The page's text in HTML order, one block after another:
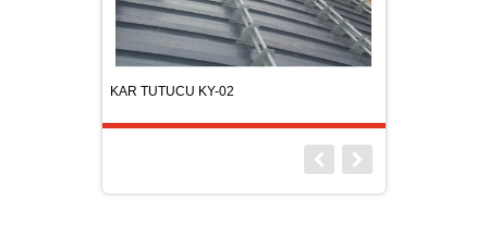
KAR TUTUCU KY-02